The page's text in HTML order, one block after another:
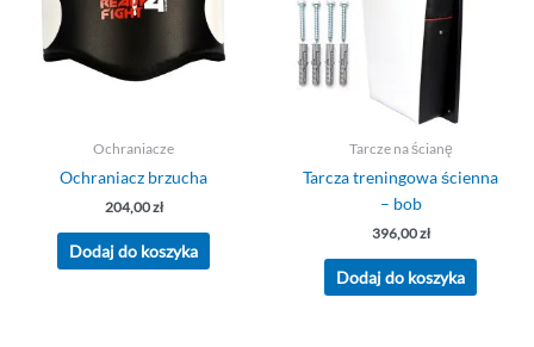
Ochraniacze
Ochraniacz brzucha
204,00zł
Dodaj do koszyka
Tarcze na ścianę
Tarcza treningowa ścienna
– bob
396,00zł
Dodaj do koszyka